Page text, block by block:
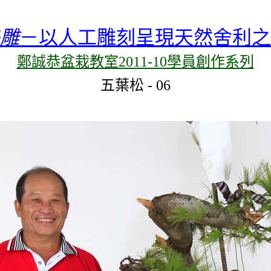
－以人工雕刻呈現天然舍利
鄭誠恭盆栽教室2011-10學員創作系列
五葉松 - 06